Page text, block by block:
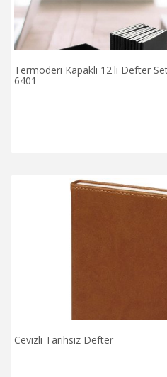
Termoderi Kapaklı 12'li Defter
6401
Cevizli Tarihsiz Defter